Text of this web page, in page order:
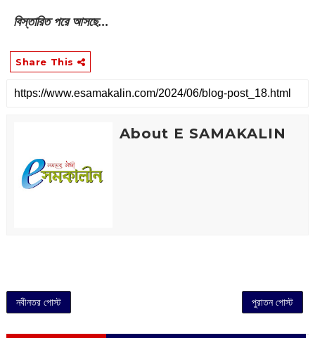
বিস্তারিত পরে আসছে...
Share This
About E SAMAKALIN
নবীনতর পোস্ট পুরাতন পোস্ট